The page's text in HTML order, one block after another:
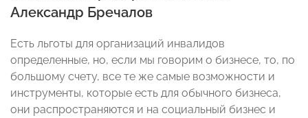
Александр Бречалов
Есть льготы для организаций инвалидов
определенные, но, если мы говорим о бизнесе, то, по
большому счету, все те же самые возможности и
инструменты, которые есть для обычного бизнеса,
они распространяются и на социальный бизнес и